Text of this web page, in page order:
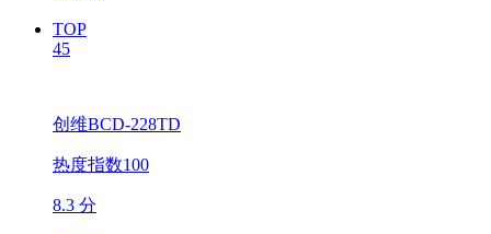
TOP
45
创维BCD-228TD
热度指数100
8.3 分